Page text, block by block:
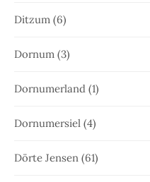
Ditzum (6)
Dornum (3)
Dornumerland (1)
Dornumersiel (4)
Dörte Jensen (61)